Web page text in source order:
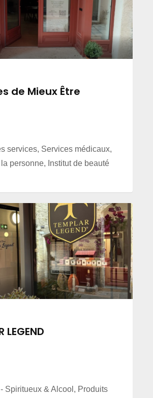
de Mieux Être
services, Services médicaux,
personne, Institut de beauté
LEGEND
Spiritueux & Alcool, Produits